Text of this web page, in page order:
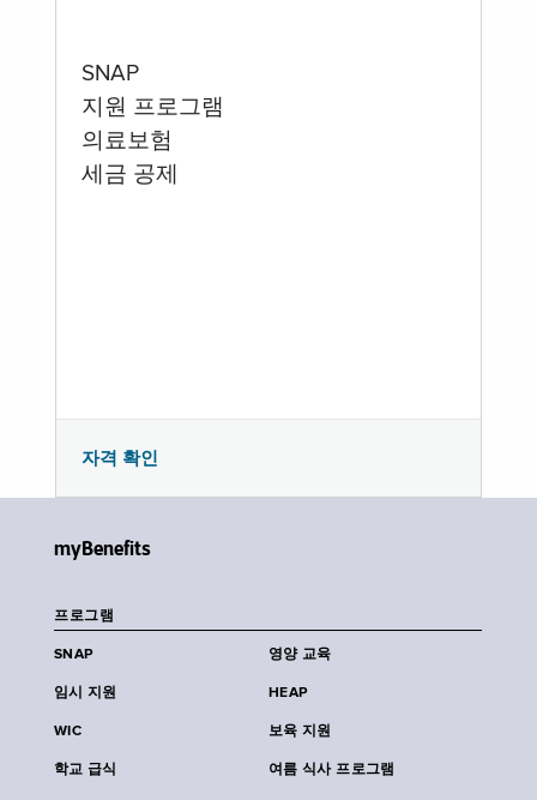
SNAP
지원 프로그램
의료보험
세금 공제
자격 확인
myBenefits
프로그램
SNAP 영양 교육
임시 지원 HEAP
WIC 보육 지원
학교 급식 여름 식사 프로그램